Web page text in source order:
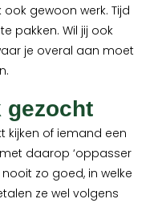
gewoon werk. Tijd
pakken. Wil jij ook
je overal aan moet
gezocht
kijken of iemand een
daarop ‘oppasser
zo goed, in welke
ze wel volgens